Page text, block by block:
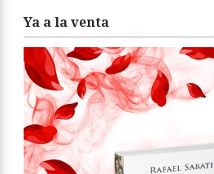
Ya a la venta